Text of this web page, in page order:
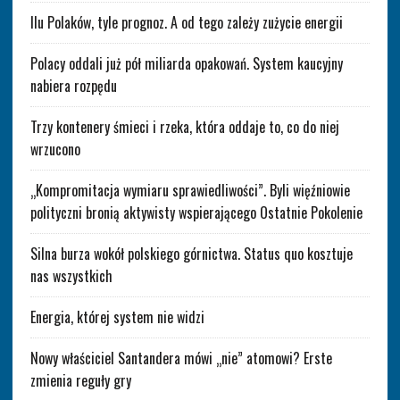
Ilu Polaków, tyle prognoz. A od tego zależy zużycie energii
Polacy oddali już pół miliarda opakowań. System kaucyjny
nabiera rozpędu
Trzy kontenery śmieci i rzeka, która oddaje to, co do niej
wrzucono
„Kompromitacja wymiaru sprawiedliwości”. Byli więźniowie
polityczni bronią aktywisty wspierającego Ostatnie Pokolenie
Silna burza wokół polskiego górnictwa. Status quo kosztuje
nas wszystkich
Energia, której system nie widzi
Nowy właściciel Santandera mówi „nie” atomowi? Erste
zmienia reguły gry